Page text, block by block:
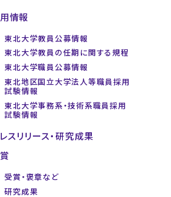
情報
東北大学教員公募情報
東北大学教員の任期に関する規程
東北大学職員公募情報
東北地区国立大学法人等職員採用
試験情報
東北大学事務系・技術系職員採用
試験情報
スリリース・研究成果
受賞・褒章など
研究成果